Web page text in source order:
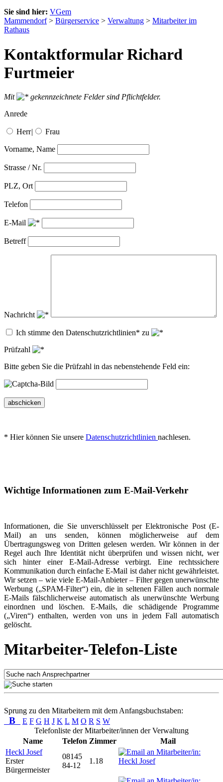
Sie sind hier: VGem
Mammendorf> Bürgerservice > Verwaltung > Mitarbeiter im
Rathaus
Kontaktformular Richard
Furtmeier
Mit
gekennzeichnete Felder sind Pflichtfelder.
Anrede
Herr| Frau
Vorname, Name
Strasse / Nr.
PLZ, Ort
Telefon
E-Mail
Betreff
Nachricht
Ich stimme den Datenschutzrichtlinien* zu
Prüfzahl
Bitte geben Sie die Prüfzahl in das nebenstehende Feld ein:
abschicken
* Hier können Sie unsere Datenschutzrichtlinien nachlesen.
Wichtige Informationen zum E-Mail-Verkehr
Informationen, die Sie unverschlüsselt per Elektronische Post (E-
Mail) an uns senden, können möglicherweise auf dem
Übertragungsweg von Dritten gelesen werden. Wir können in der
Regel auch Ihre Identität nicht überprüfen und wissen nicht, wer
sich hinter einer E-Mail-Adresse verbirgt. Eine rechtssichere
Kommunikation durch einfache E-Mail ist daher nicht gewährleistet.
Wir setzen – wie viele E-Mail-Anbieter – Filter gegen unerwünschte
Werbung („SPAM-Filter“) ein, die in seltenen Fällen auch normale
E-Mails fälschlicherweise automatisch als unerwünschte Werbung
einordnen und löschen. E-Mails, die schädigende Programme
(„Viren“) enthalten, werden von uns in jedem Fall automatisch
gelöscht.
Mitarbeiter-Telefon-Liste
Sprung zu den Mitarbeitern mit dem Anfangsbuchstaben:
B E F G H J K L M O R S W
Telefonliste der Mitarbeiter/innen der Verwaltung
Name
Telefon Zimmer
Mail
Heckl Josef
Erster
Bürgermeister
08145
84-12
1.18